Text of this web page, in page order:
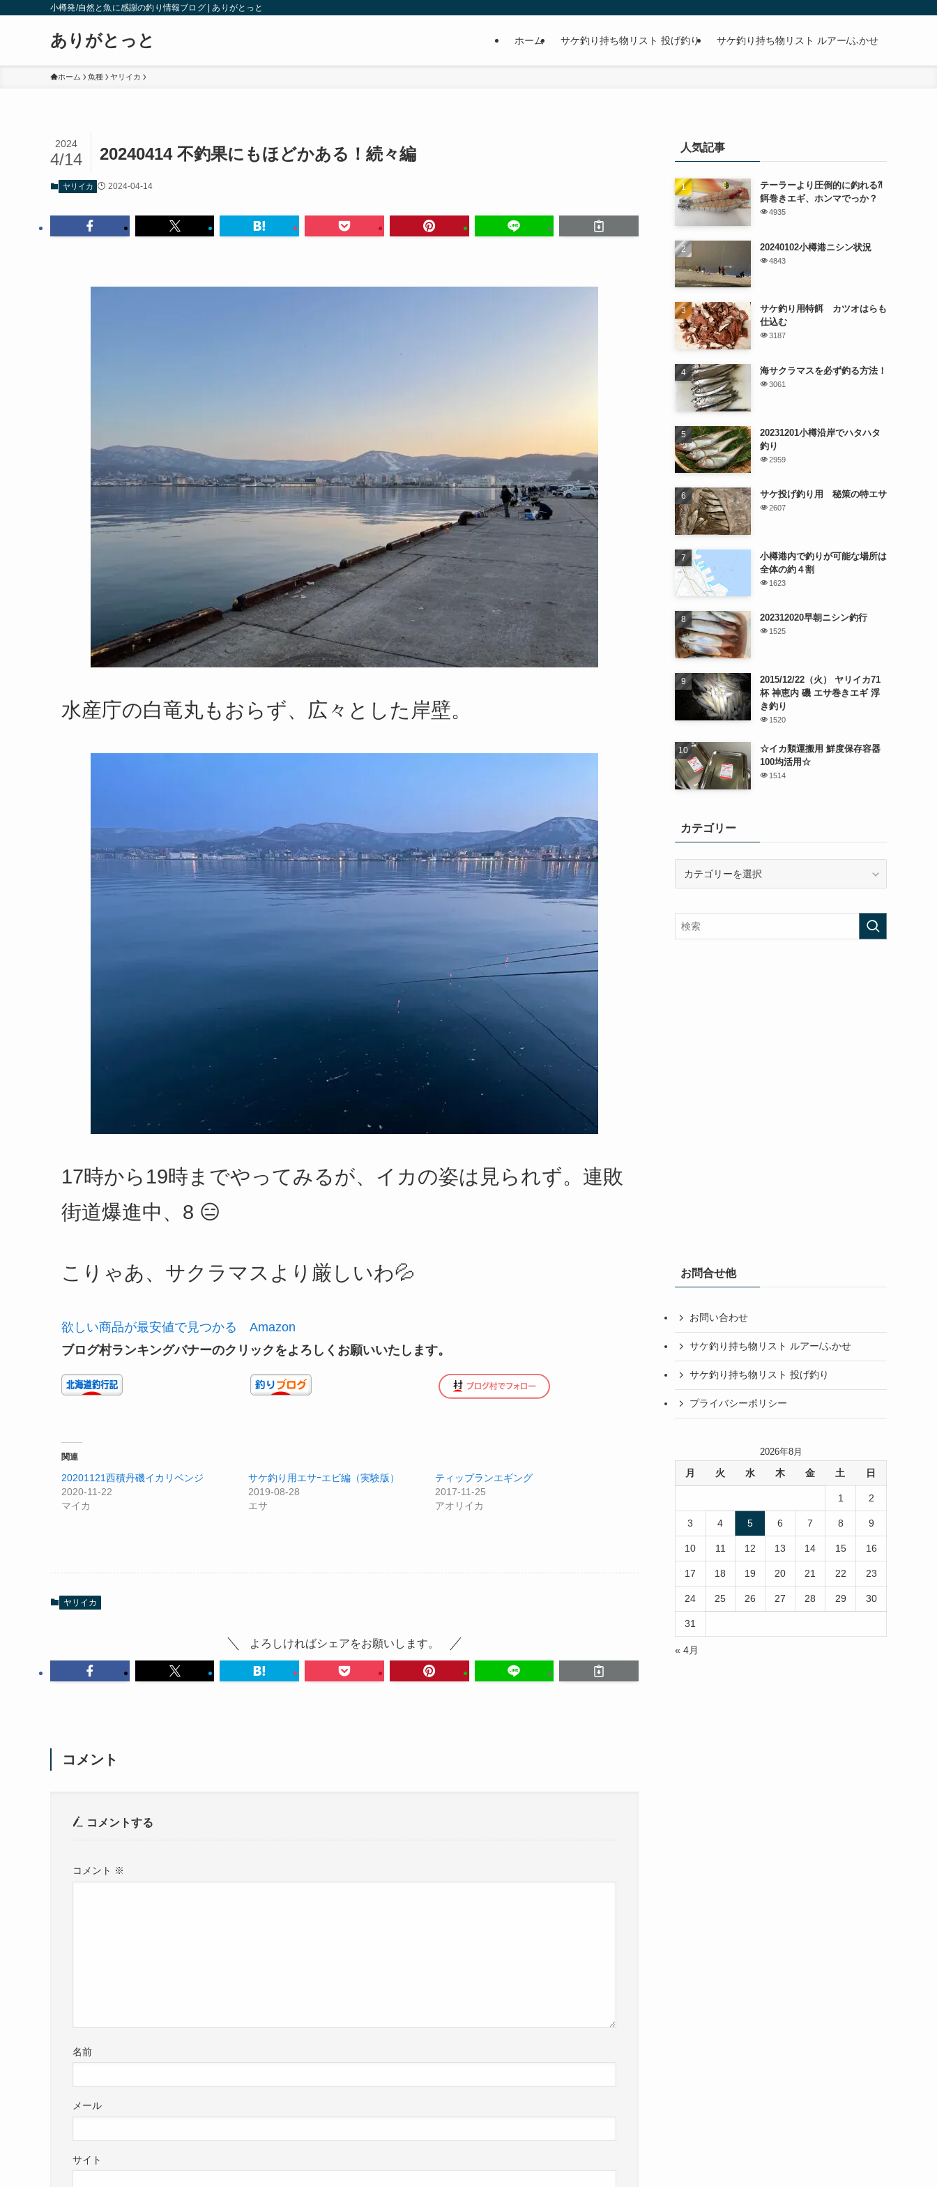
小樽発/自然と魚に感謝の釣り情報ブログ | ありがとっと
ありがとっと ホーム サケ釣り持ち物リスト 投げ釣り サケ釣り持ち物リスト ルアー/ふかせ
ホーム 魚種 ヤリイカ
20240414 不釣果にもほどかある！続々編
2024
4/14
ヤリイカ 2024-04-14
水産庁の白竜丸もおらず、広々とした岸壁。
17時から19時までやってみるが、イカの姿は見られず。連敗
街道爆進中、8 😑
こりゃあ、サクラマスより厳しいわ💦
欲しい商品が最安値で見つかる Amazon
ブログ村ランキングバナーのクリックをよろしくお願いいたします。
関連
20201121西積丹磯イカリベンジ
2020-11-22
マイカ
サケ釣り用エサｰエビ編（実験版）
2019-08-28
エサ
ティップランエギング
2017-11-25
アオリイカ
ヤリイカ
よろしければシェアをお願いします。
コメント
コメントする
コメント ※
名前
メール
サイト
人気記事
テーラーより圧倒的に釣れる⁈
餌巻きエギ、ホンマでっか？
4935
20240102小樽港ニシン状況
4843
サケ釣り用特餌 カツオはらも
仕込む
3187
海サクラマスを必ず釣る方法！
3061
20231201小樽沿岸でハタハタ
釣り
2959
サケ投げ釣り用 秘策の特エサ
2607
小樽港内で釣りが可能な場所は
全体の約４割
1623
202312020早朝ニシン釣行
1525
2015/12/22（火） ヤリイカ71
杯 神恵内 磯 エサ巻きエギ 浮
き釣り
1520
☆イカ類運搬用 鮮度保存容器
100均活用☆
1514
カテゴリー
リ
ー
お問合せ他
お問い合わせ
サケ釣り持ち物リスト ルアー/ふかせ
サケ釣り持ち物リスト 投げ釣り
プライバシーポリシー
2026年8月
月 火 水 木 金 土 日
1 2
3 4 5 6 7 8 9
10 11 12 13 14 15 16
17 18 19 20 21 22 23
24 25 26 27 28 29 30
31
« 4月